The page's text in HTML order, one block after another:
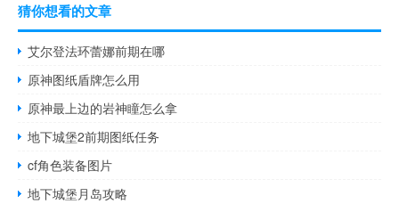
猜你想看的文章
艾尔登法环蕾娜前期在哪
原神图纸盾牌怎么用
原神最上边的岩神瞳怎么拿
地下城堡2前期图纸任务
cf角色装备图片
地下城堡月岛攻略